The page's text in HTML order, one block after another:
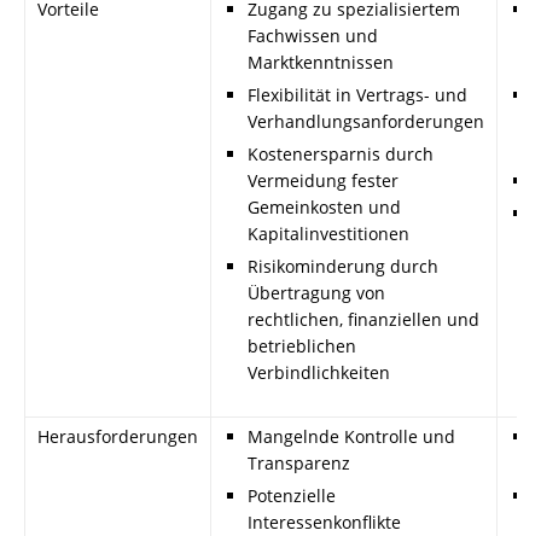
Vorteile
Zugang zu spezialisiertem
Fachwissen und
Marktkenntnissen
Flexibilität in Vertrags- und
Verhandlungsanforderungen
Kostenersparnis durch
Vermeidung fester
Gemeinkosten und
Kapitalinvestitionen
Risikominderung durch
Übertragung von
rechtlichen, finanziellen und
betrieblichen
Verbindlichkeiten
Herausforderungen
Mangelnde Kontrolle und
Transparenz
Potenzielle
Interessenkonflikte